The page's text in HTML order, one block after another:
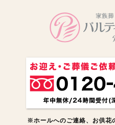
※ホールへのご連絡、お供花